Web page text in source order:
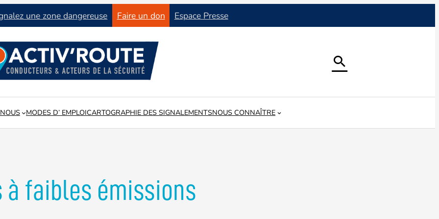
une zone dangereuse Faire un don Espace Presse

MODES D’ EMPLOICARTOGRAPHIE DES SIGNALEMENTSNOUS CONNAÎTRE
à faibles émissions